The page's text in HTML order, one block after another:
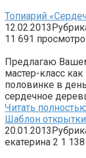
Топиарий
12.02.2013
11 691
Предлагаю
мастер-класс
половинке в
сердечное
Читать
Шаблон
20.01.2013
екатерина 2 1